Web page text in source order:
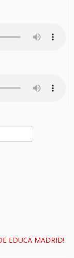
EDUCA MADRID!